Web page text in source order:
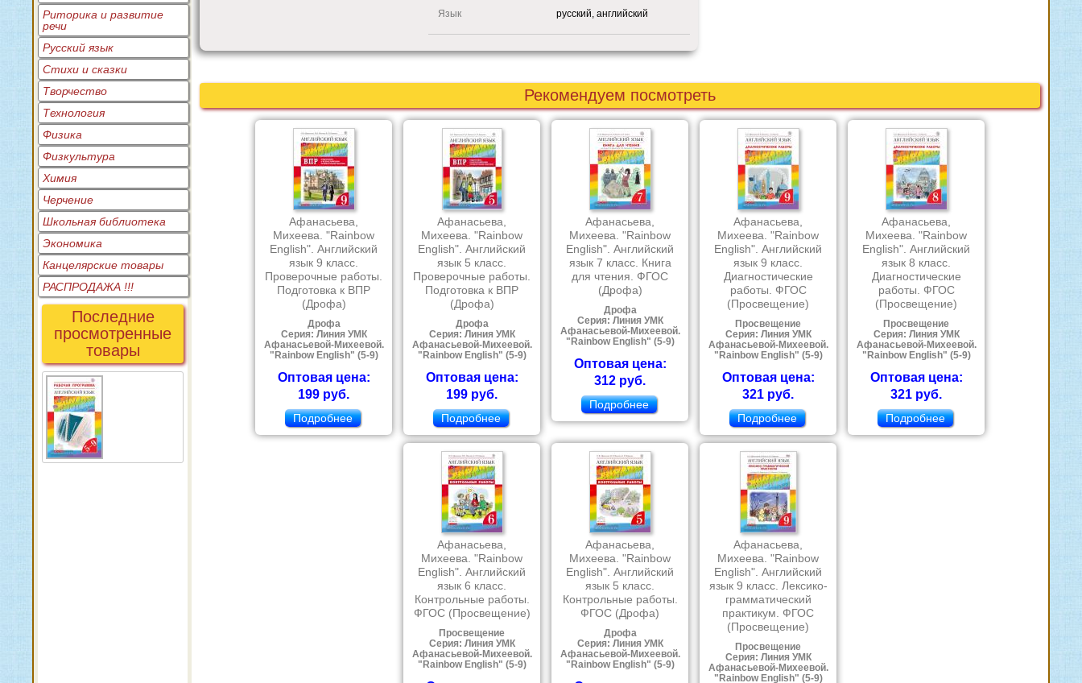
Риторика и развитие
речи
Русский язык
Стихи и сказки
Творчество
Технология
Физика
Физкультура
Химия
Черчение
Школьная библиотека
Экономика
Канцелярские товары
РАСПРОДАЖА !!!
Последние
просмотренные
товары
Язык
русский, английский
Рекомендуем посмотреть
Афанасьева,
Михеева. "Rainbow
English". Английский
язык 9 класс.
Проверочные работы.
Подготовка к ВПР
(Дрофа)
Дрофа
Серия: Линия УМК
Афанасьевой-Михеевой.
"Rainbow English" (5-9)
Оптовая цена:
199 руб.
Подробнее
Афанасьева,
Михеева. "Rainbow
English". Английский
язык 5 класс.
Проверочные работы.
Подготовка к ВПР
(Дрофа)
Дрофа
Серия: Линия УМК
Афанасьевой-Михеевой.
"Rainbow English" (5-9)
Оптовая цена:
199 руб.
Подробнее
Афанасьева,
Михеева. "Rainbow
English". Английский
язык 7 класс. Книга
для чтения. ФГОС
(Дрофа)
Дрофа
Серия: Линия УМК
Афанасьевой-Михеевой.
"Rainbow English" (5-9)
Оптовая цена:
312 руб.
Подробнее
Афанасьева,
Михеева. "Rainbow
English". Английский
язык 9 класс.
Диагностические
работы. ФГОС
(Просвещение)
Просвещение
Серия: Линия УМК
Афанасьевой-Михеевой.
"Rainbow English" (5-9)
Оптовая цена:
321 руб.
Подробнее
Афанасьева,
Михеева. "Rainbow
English". Английский
язык 8 класс.
Диагностические
работы. ФГОС
(Просвещение)
Просвещение
Серия: Линия УМК
Афанасьевой-Михеевой.
"Rainbow English" (5-9)
Оптовая цена:
321 руб.
Подробнее
Афанасьева,
Михеева. "Rainbow
English". Английский
язык 6 класс.
Контрольные работы.
ФГОС (Просвещение)
Просвещение
Серия: Линия УМК
Афанасьевой-Михеевой.
"Rainbow English" (5-9)
Афанасьева,
Михеева. "Rainbow
English". Английский
язык 5 класс.
Контрольные работы.
ФГОС (Дрофа)
Дрофа
Серия: Линия УМК
Афанасьевой-Михеевой.
"Rainbow English" (5-9)
Афанасьева,
Михеева. "Rainbow
English". Английский
язык 9 класс. Лексико-
грамматический
практикум. ФГОС
(Просвещение)
Просвещение
Серия: Линия УМК
Афанасьевой-Михеевой.
"Rainbow English" (5-9)